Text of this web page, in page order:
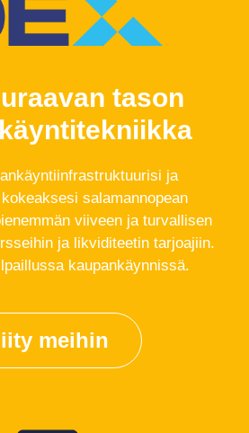
tason
ja
salamannopean
viiveen ja turvallisen
ja likviditeetin tarjoajiin.
kaupankäynnissä.
meihin